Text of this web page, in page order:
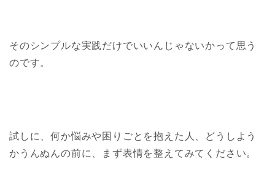
そのシンプルな実践だけでいいんじゃないかって思う
のです。
試しに、何か悩みや困りごとを抱えた人、どうしよう
かうんぬんの前に、まず表情を整えてみてください。